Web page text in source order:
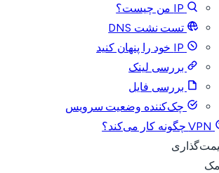
IP من چیست؟
تست نشت DNS
IP خود را پنهان کنید
بررسی لینک
بررسی فایل
چک‌کننده وضعیت سرویس